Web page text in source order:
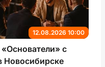
12.08.2026 10:00
с
Новосибирске